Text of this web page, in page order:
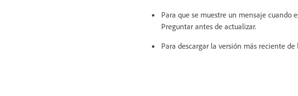
Para que se muestre un mensaje cuando
Preguntar antes de actualizar.
Para descargar la versión más reciente de